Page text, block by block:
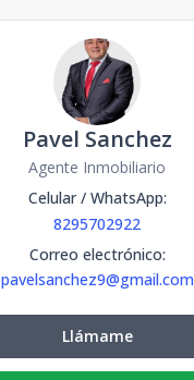
Pavel Sanchez
Agente Inmobiliario
Celular / WhatsApp:
8295702922
Correo electrónico:
pavelsanchez9@gmail.com
Llámame